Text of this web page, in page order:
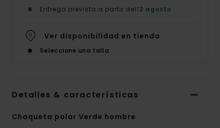
Entrega prevista a partir del12 agosto
Ver disponibilidad en tienda
Seleccione una talla
Detalles & características
Chaqueta polar Verde hombre